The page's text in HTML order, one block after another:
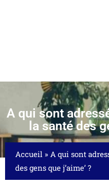
A qui sont
la santé des
Accueil » A qui sont
des gens que j’aime’ ?